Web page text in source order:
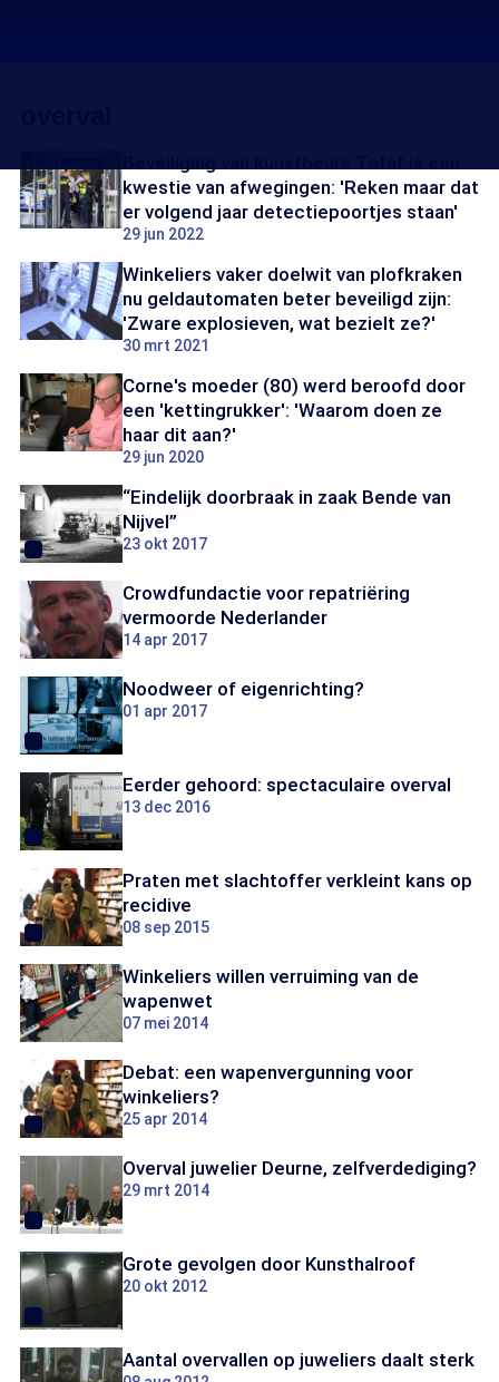
kwestie van afwegingen: 'Reken maar dat
er volgend jaar detectiepoortjes staan'
29 jun 2022
Winkeliers vaker doelwit van plofkraken
nu geldautomaten beter beveiligd zijn:
'Zware explosieven, wat bezielt ze?'
30 mrt 2021
Corne's moeder (80) werd beroofd door
een 'kettingrukker': 'Waarom doen ze
haar dit aan?'
29 jun 2020
“Eindelijk doorbraak in zaak Bende van
Nijvel”
23 okt 2017
Crowdfundactie voor repatriëring
vermoorde Nederlander
14 apr 2017
Noodweer of eigenrichting?
01 apr 2017
Eerder gehoord: spectaculaire overval
13 dec 2016
Praten met slachtoffer verkleint kans op
recidive
08 sep 2015
Winkeliers willen verruiming van de
wapenwet
07 mei 2014
Debat: een wapenvergunning voor
winkeliers?
25 apr 2014
Overval juwelier Deurne, zelfverdediging?
29 mrt 2014
Grote gevolgen door Kunsthalroof
20 okt 2012
Aantal overvallen op juweliers daalt sterk